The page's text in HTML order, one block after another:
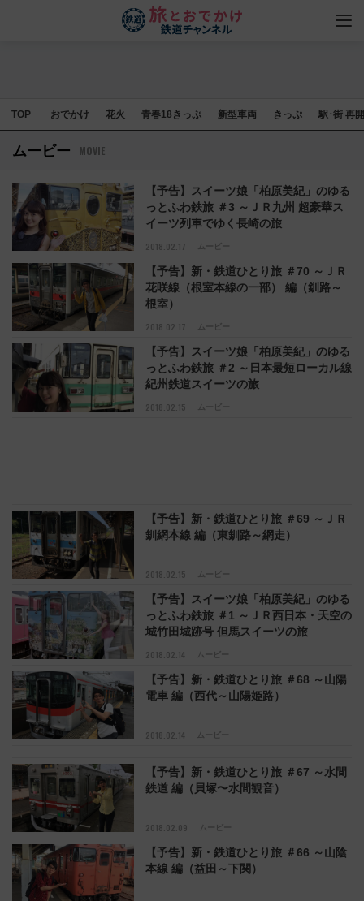
TOP おでかけ 花火 青春18きっぷ 新型車両 きっぷ 駅･街 再
ムービー MOVIE
2018.02.17 ムービー
【予告】スイーツ娘「柏原美紀」のゆる
っとふわ鉄旅 ＃3 ～ＪＲ九州 超豪華ス
イーツ列車でゆく長崎の旅
2018.02.17 ムービー
【予告】新・鉄道ひとり旅 ＃70 ～ＪＲ
花咲線（根室本線の一部） 編（釧路～
根室）
2018.02.15 ムービー
【予告】スイーツ娘「柏原美紀」のゆる
っとふわ鉄旅 ＃2 ～日本最短ローカル線
紀州鉄道スイーツの旅
2018.02.15 ムービー
【予告】新・鉄道ひとり旅 ＃69 ～ＪＲ
釧網本線 編（東釧路～網走）
2018.02.14 ムービー
【予告】スイーツ娘「柏原美紀」のゆる
っとふわ鉄旅 ＃1 ～ＪＲ西日本・天空の
城竹田城跡号 但馬スイーツの旅
2018.02.14 ムービー
【予告】新・鉄道ひとり旅 ＃68 ～山陽
電車 編（西代～山陽姫路）
2018.02.09 ムービー
【予告】新・鉄道ひとり旅 ＃67 ～水間
鉄道 編（貝塚〜水間観音）
【予告】新・鉄道ひとり旅 ＃66 ～山陰
本線 編（益田～下関）